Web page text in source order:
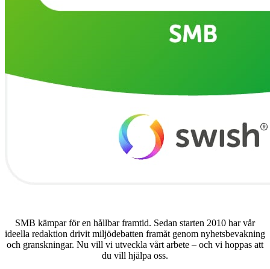
SMB kämpar för en hållbar framtid. Sedan starten 2010 har vår
ideella redaktion drivit miljödebatten framåt genom nyhetsbevakning
och granskningar. Nu vill vi utveckla vårt arbete – och vi hoppas att
du vill hjälpa oss.